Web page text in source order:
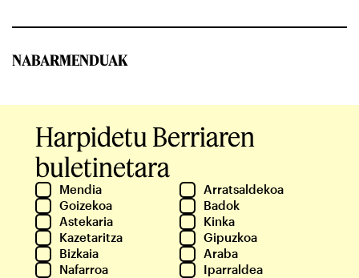
NABARMENDUAK
Harpidetu Berriaren
buletinetara
Mendia
Arratsaldekoa
Goizekoa
Badok
Astekaria
Kinka
Kazetaritza
Gipuzkoa
Bizkaia
Araba
Nafarroa
Iparraldea